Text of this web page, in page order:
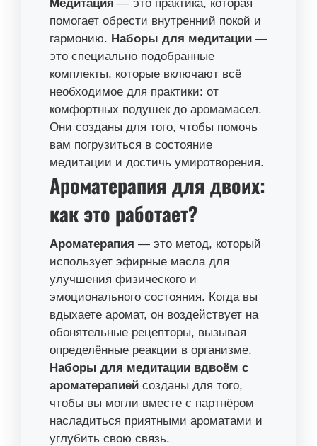
Медитация — это практика, которая
помогает обрести внутренний покой и
гармонию. Наборы для медитации —
это специально подобранные
комплекты, которые включают всё
необходимое для практики: от
комфортных подушек до аромамасел.
Они созданы для того, чтобы помочь
вам погрузиться в состояние
медитации и достичь умиротворения.
Ароматерапия для двоих:
как это работает?
Ароматерапия — это метод, который
использует эфирные масла для
улучшения физического и
эмоционального состояния. Когда вы
вдыхаете аромат, он воздействует на
обонятельные рецепторы, вызывая
определённые реакции в организме.
Наборы для медитации вдвоём с
ароматерапией созданы для того,
чтобы вы могли вместе с партнёром
насладиться приятными ароматами и
углубить свою связь.